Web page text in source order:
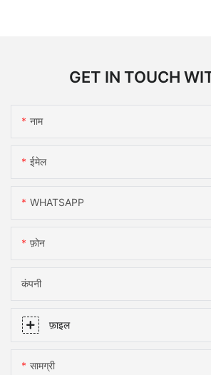
GET IN TOUCH
नाम
ईमेल
WHATSAPP
फ़ोन
कंपनी
फ़ाइल
सामग्री